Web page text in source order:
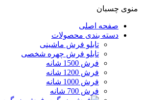
منوی چسبان
صفحه اصلی
دسته بندی محصولات
تابلو فرش ماشینی
تابلو فرش چهره شخصی
فرش 1500 شانه
فرش 1200 شانه
فرش 1000 شانه
فرش 700 شانه